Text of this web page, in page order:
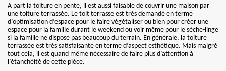
A part la toiture en pente, il est aussi faisable de couvrir une maison par
une toiture terrassée. Le toit terrasse est très demandé en terme
d’optimisation d’espace pour le faire végétaliser ou bien pour créer une
espace pour la famille durant le weekend ou voir même pour le sèche-linge
si la famille ne dispose pas beaucoup du terrain. En générale, la toiture
terrassée est très satisfaisante en terme d’aspect esthétique. Mais malgré
tout cela, il est quand même nécessaire de faire plus d’attention à
l’étanchéité de cette pièce.